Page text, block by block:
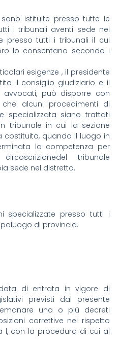
sono istituite presso tutte le
i tribunali aventi sede nei
presso tutti i tribunali il cui
lo consentano secondo i
esigenze , il presidente
il consiglio giudiziario e il
avvocati, può disporre con
alcuni procedimenti di
specializzata siano trattati
tribunale in cui la sezione
costituita, quando il luogo in
la competenza per
tribunale
sede nel distretto.
specializzate presso tutti i
di provincia.
di entrata in vigore di
previsti dal presente
uno o più decreti
correttive nel rispetto
l, con la procedura di cui al